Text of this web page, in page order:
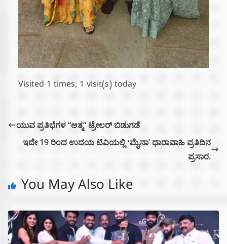
Visited 1 times, 1 visit(s) today
ಯುವ ಪ್ರತಿಭೆಗಳ “ಆತ್ಮ” ಟ್ರೇಲರ್ ಬಿಡುಗಡೆ
ಇದೇ 19 ರಿಂದ ಉದಯ ಟಿವಿಯಲ್ಲಿ ʻಮೈನಾʼ ಧಾರಾವಾಹಿ ಪ್ರತಿದಿನ
ಪ್ರಸಾರ.
You May Also Like